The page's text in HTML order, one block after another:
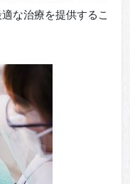
な治療を提供するこ